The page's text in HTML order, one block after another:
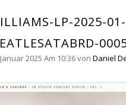
LP-2025-
2025 Am 10:36von Daniel